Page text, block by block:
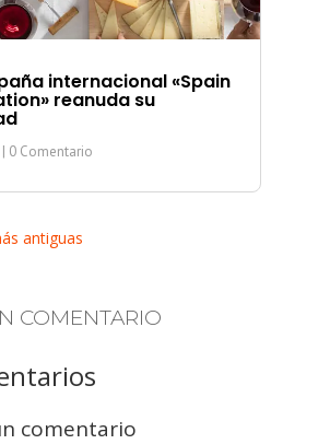
internacional «Spain
reanuda su
| 0 Comentario
antiguas
COMENTARIO
comentario